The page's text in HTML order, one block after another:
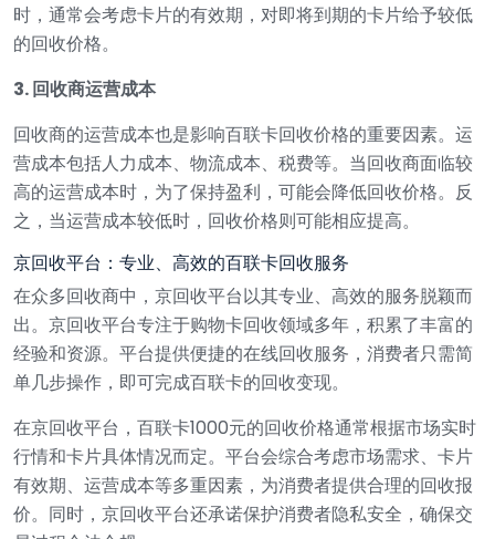
时，通常会考虑卡片的有效期，对即将到期的卡片给予较低
的回收价格。
3. 回收商运营成本
回收商的运营成本也是影响百联卡回收价格的重要因素。运
营成本包括人力成本、物流成本、税费等。当回收商面临较
高的运营成本时，为了保持盈利，可能会降低回收价格。反
之，当运营成本较低时，回收价格则可能相应提高。
京回收平台：专业、高效的百联卡回收服务
在众多回收商中，京回收平台以其专业、高效的服务脱颖而
出。京回收平台专注于购物卡回收领域多年，积累了丰富的
经验和资源。平台提供便捷的在线回收服务，消费者只需简
单几步操作，即可完成百联卡的回收变现。
在京回收平台，百联卡1000元的回收价格通常根据市场实时
行情和卡片具体情况而定。平台会综合考虑市场需求、卡片
有效期、运营成本等多重因素，为消费者提供合理的回收报
价。同时，京回收平台还承诺保护消费者隐私安全，确保交